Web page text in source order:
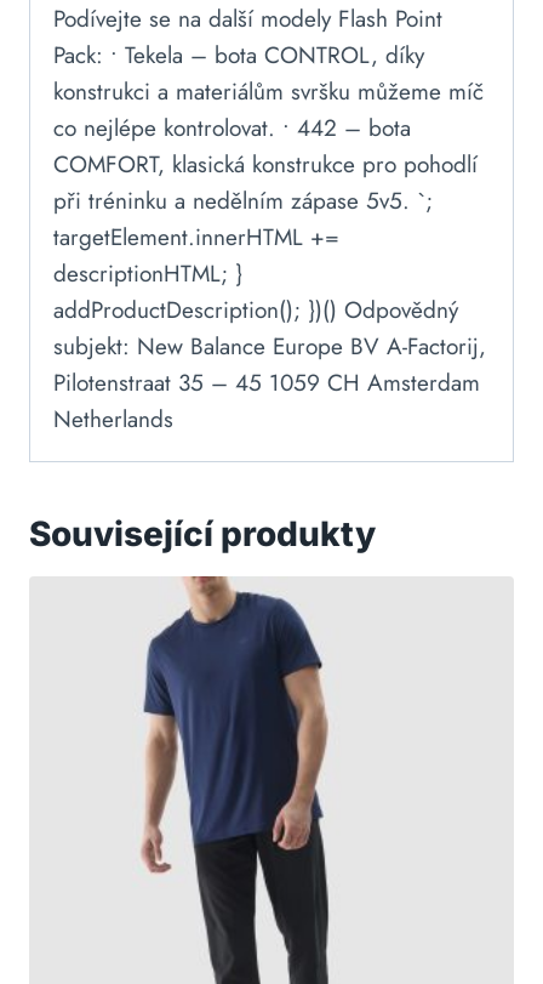
Podívejte se na další modely Flash Point
Pack: • Tekela – bota CONTROL, díky
konstrukci a materiálům svršku můžeme míč
co nejlépe kontrolovat. • 442 – bota
COMFORT, klasická konstrukce pro pohodlí
při tréninku a nedělním zápase 5v5. `;
targetElement.innerHTML +=
descriptionHTML; }
addProductDescription(); })() Odpovědný
subjekt: New Balance Europe BV A-Factorij,
Pilotenstraat 35 – 45 1059 CH Amsterdam
Netherlands
Související produkty